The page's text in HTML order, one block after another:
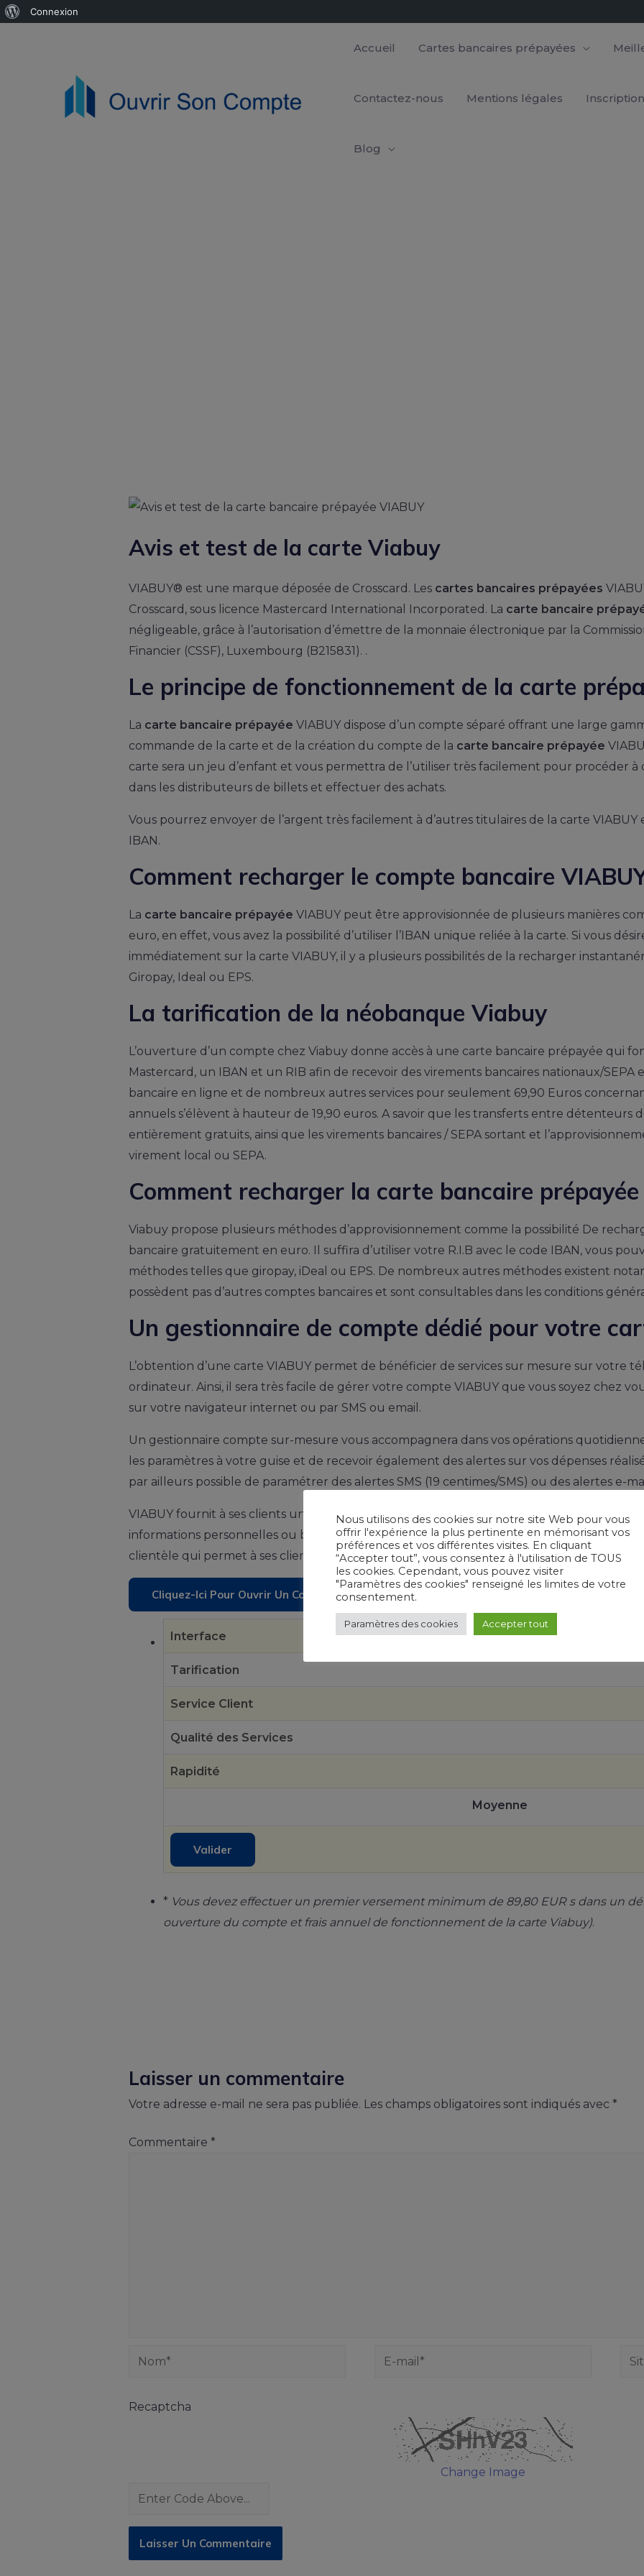
Connexion
Accueil Cartes bancaires prépayées
Contactez-nous Mentions légales
Blog
Avis et test de la carte Viabuy
VIABUY® est une marque déposée de Crosscard. Les cartes bancaires prépayées
Crosscard, sous licence Mastercard International Incorporated. La carte bancaire
négligeable, grâce à l’autorisation d’émettre de la monnaie électronique par la
Financier (CSSF), Luxembourg (B215831). .
Le principe de fonctionnement de la carte
La carte bancaire prépayée VIABUY dispose d’un compte séparé offrant une large
commande de la carte et de la création du compte de la carte bancaire prépayée
carte sera un jeu d’enfant et vous permettra de l’utiliser très facilement pour procéder à
dans les distributeurs de billets et effectuer des achats.
Vous pourrez envoyer de l’argent très facilement à d’autres titulaires de la carte VIABUY
IBAN.
Comment recharger le compte bancaire
La carte bancaire prépayée VIABUY peut être approvisionnée de plusieurs manières
euro, en effet, vous avez la possibilité d’utiliser l’IBAN unique reliée à la carte. Si vous
immédiatement sur la carte VIABUY, il y a plusieurs possibilités de la recharger
Giropay, Ideal ou EPS.
La tarification de la néobanque Viabuy
L’ouverture d’un compte chez Viabuy donne accès à une carte bancaire prépayée qui
Mastercard, un IBAN et un RIB afin de recevoir des virements bancaires nationaux/
bancaire en ligne et de nombreux autres services pour seulement 69,90 Euros
annuels s’élèvent à hauteur de 19,90 euros. A savoir que les transferts entre détenteurs
entièrement gratuits, ainsi que les virements bancaires / SEPA sortant et
virement local ou SEPA.
Comment recharger la carte bancaire prépayée
Viabuy propose plusieurs méthodes d’approvisionnement comme la possibilité De
bancaire gratuitement en euro. Il suffira d’utiliser votre R.I.B avec le code IBAN, vous
méthodes telles que giropay, iDeal ou EPS. De nombreux autres méthodes existent
possèdent pas d’autres comptes bancaires et sont consultables dans les conditions
Un gestionnaire de compte dédié pour votre
L’obtention d’une carte VIABUY permet de bénéficier de services sur mesure sur votre
ordinateur. Ainsi, il sera très facile de gérer votre compte VIABUY que vous soyez chez
sur votre navigateur internet ou par SMS ou email.
Un gestionnaire compte sur-mesure vous accompagnera dans vos opérations
les paramètres à votre guise et de recevoir également des alertes sur vos dépenses
par ailleurs possible de paramétrer des alertes SMS (19 centimes/SMS) ou des alertes e-
VIABUY fournit à ses clients un espace en ligne qui permet de contrôler toutes les
informations personnelles ou bien de demander le renvoi du code confidentiel. Par
clientèle qui permet à ses clients de répondre à leurs interrogations et d’améliorer leurs
Cliquez-Ici Pour Ouvrir Un Compte Chez Viabuy !
Interface
Tarification
Service Client
Qualité des Services
Rapidité
Moyenne
* Vous devez effectuer un premier versement minimum de 89,80 EUR s dans un
ouverture du compte et frais annuel de fonctionnement de la carte Viabuy).
Laisser un commentaire
Votre adresse e-mail ne sera pas publiée. Les champs obligatoires sont indiqués avec *
Commentaire *
Recaptcha
Change Image
Nous utilisons des cookies sur notre site Web pour vous
offrir l'expérience la plus pertinente en mémorisant vos
préférences et vos différentes visites. En cliquant
“Accepter tout”, vous consentez à l'utilisation de TOUS
les cookies. Cependant, vous pouvez visiter
"Paramètres des cookies" renseigné les limites de votre
consentement.
Paramètres des cookies Accepter tout